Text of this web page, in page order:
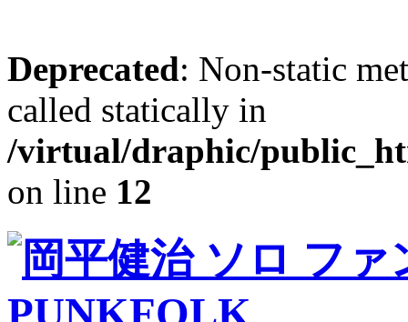
Deprecated: Non-static
called statically in
/virtual/draphic/
on line 12